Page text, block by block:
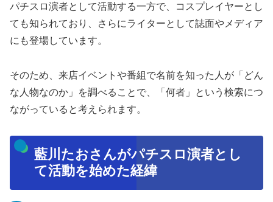
パチスロ演者として活動する一方で、コスプレイヤーとし
ても知られており、さらにライターとして誌面やメディア
にも登場しています。
そのため、来店イベントや番組で名前を知った人が「どん
な人物なのか」を調べることで、「何者」という検索につ
ながっていると考えられます。
藍川たおさんがパチスロ演者とし
て活動を始めた経緯